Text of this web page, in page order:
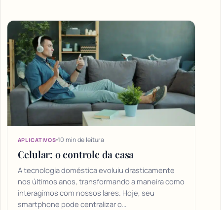
Articles
APLICATIVOS 10 min de leitura
Celular: o controle da casa
A tecnologia doméstica evoluiu drasticamente
nos últimos anos, transformando a maneira como
interagimos com nossos lares. Hoje, seu
smartphone pode centralizar o…